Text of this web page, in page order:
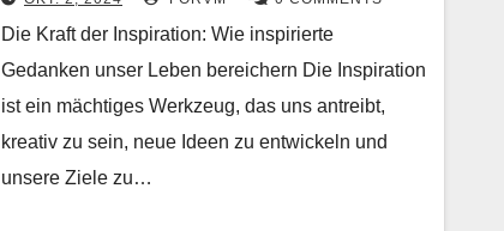
Die Kraft der Inspiration: Wie inspirierte
Gedanken unser Leben bereichern Die Inspiration
ist ein mächtiges Werkzeug, das uns antreibt,
kreativ zu sein, neue Ideen zu entwickeln und
unsere Ziele zu…